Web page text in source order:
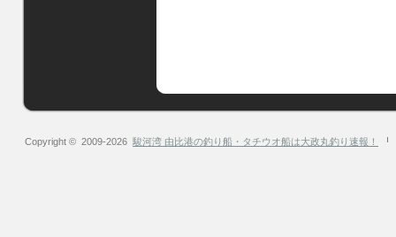
Copyright © 2009-2026 駿河湾 由比港の釣り船・タチウオ船は大政丸釣り速報！